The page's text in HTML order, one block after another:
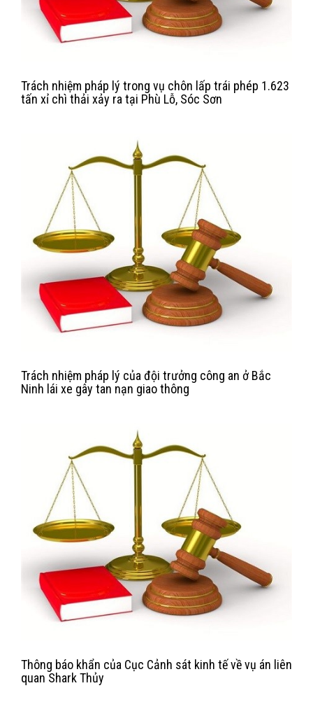
Trách nhiệm pháp lý trong vụ chôn lấp trái phép 1.623
tấn xỉ chì thải xảy ra tại Phù Lỗ, Sóc Sơn
Trách nhiệm pháp lý của đội trưởng công an ở Bắc
Ninh lái xe gây tan nạn giao thông
Thông báo khẩn của Cục Cảnh sát kinh tế về vụ án liên
quan Shark Thủy